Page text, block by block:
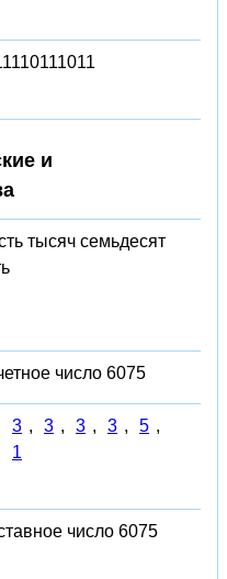
и
тысяч семьдесят
число 6075
3 , 3 , 3 , 3 , 5 ,
1
число 6075